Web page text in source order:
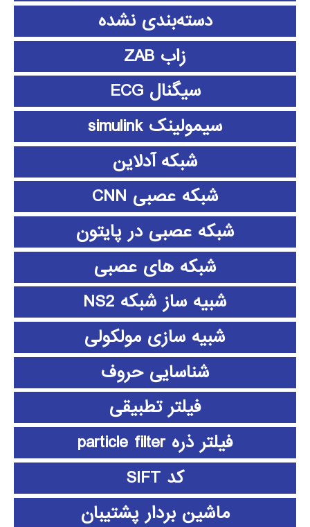
دسته‌بندی نشده
زاب ZAB
سیگنال ECG
سیمولینک simulink
شبکه آدلاین
شبکه عصبی CNN
شبکه عصبی در پایتون
شبکه های عصبی
شبیه ساز شبکه NS2
شبیه سازی مولکولی
شناسایی حروف
فیلتر تطبیقی
فیلتر ذره particle filter
کد SIFT
ماشین بردار پشتیبان